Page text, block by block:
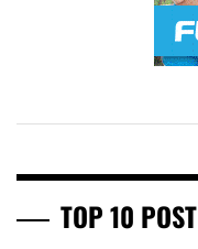
TOP 10 POST